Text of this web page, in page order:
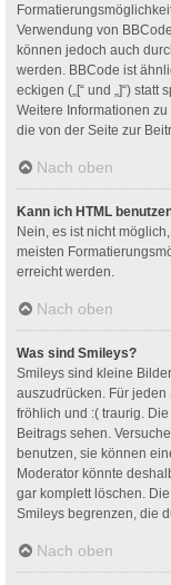
Verwendung von
können jedoch auch
werden. BBCode ist
eckigen („[“ und „]“) statt
Weitere Informationen
die von der Seite zur
Nach oben
Kann ich HTML
Nein, es ist nicht
meisten
erreicht werden.
Nach oben
Was sind Smileys?
Smileys sind kleine
auszudrücken. Für jeden
fröhlich und :( traurig.
Beitrags sehen.
benutzen, sie können
Moderator könnte
gar komplett löschen.
Smileys begrenzen, die
Nach oben